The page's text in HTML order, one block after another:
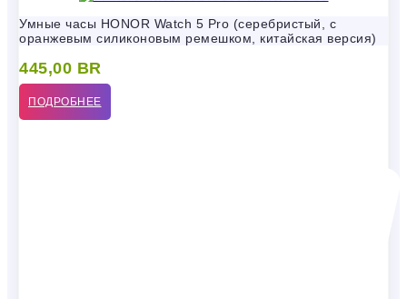
Умные часы HONOR Watch 5 Pro (серебристый, с
оранжевым силиконовым ремешком, китайская версия)
445,00 BR
ПОДРОБНЕЕ